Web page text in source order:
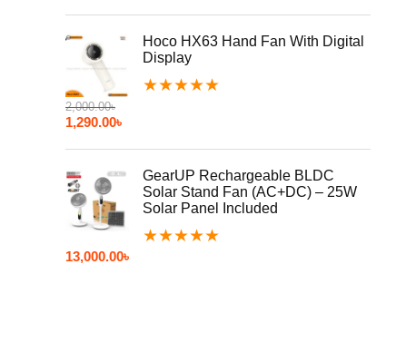
Hoco HX63 Hand Fan With Digital
Display
★★★★★
2,000.00৳
1,290.00৳
GearUP Rechargeable BLDC
Solar Stand Fan (AC+DC) – 25W
Solar Panel Included
★★★★★
13,000.00৳